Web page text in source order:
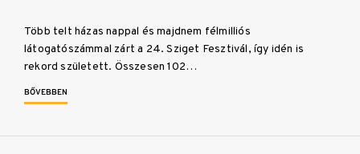
Több telt házas nappal és majdnem félmilliós
látogatószámmal zárt a 24. Sziget Fesztivál, így idén is
rekord született. Összesen 102…
BŐVEBBEN